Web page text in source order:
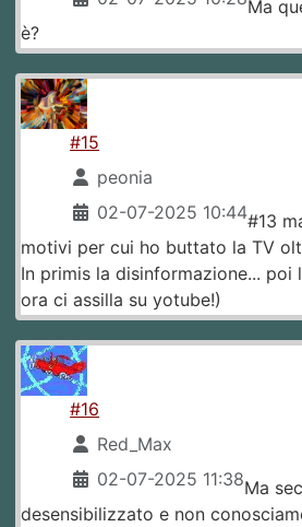
Ma
è?
#15
peonia
02-07-2025 10:44#13
motivi per cui ho buttato la TV
In primis la disinformazione... poi
ora ci assilla su yotube!)
#16
Red_Max
02-07-2025 11:38Ma
desensibilizzato e non